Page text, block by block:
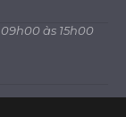
às 15h00